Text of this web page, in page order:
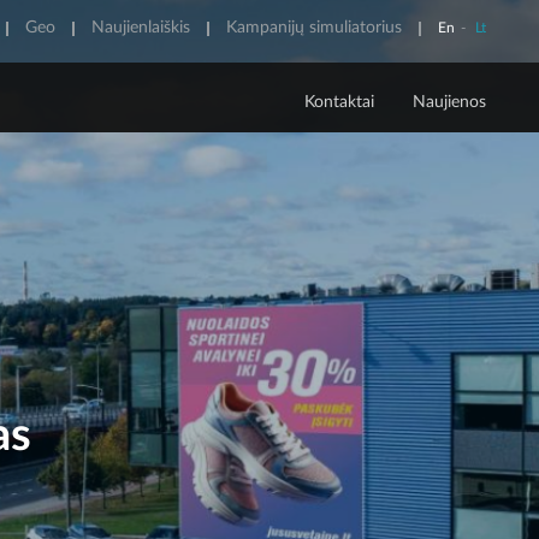
En - Lt
Geo Naujienlaiškis Kampanijų simuliatorius
POLITINĖ REKLAMA
Kontaktai Naujienos